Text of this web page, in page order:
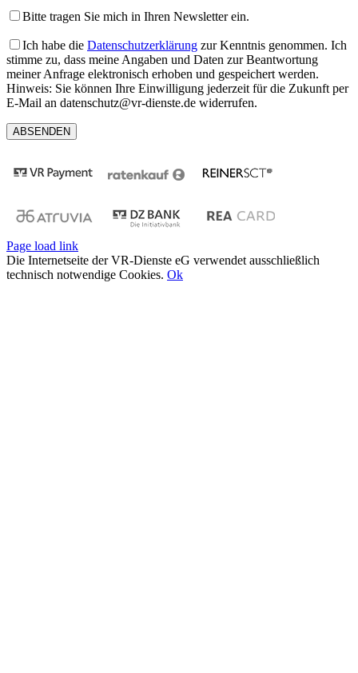
Bitte tragen Sie mich in Ihren Newsletter ein.
Ich habe die Datenschutzerklärung zur Kenntnis genommen. Ich
stimme zu, dass meine Angaben und Daten zur Beantwortung
meiner Anfrage elektronisch erhoben und gespeichert werden.
Hinweis: Sie können Ihre Einwilligung jederzeit für die Zukunft per
E-Mail an datenschutz@vr-dienste.de widerrufen.
Page load link
Die Internetseite der VR-Dienste eG verwendet ausschließlich
technisch notwendige Cookies. Ok